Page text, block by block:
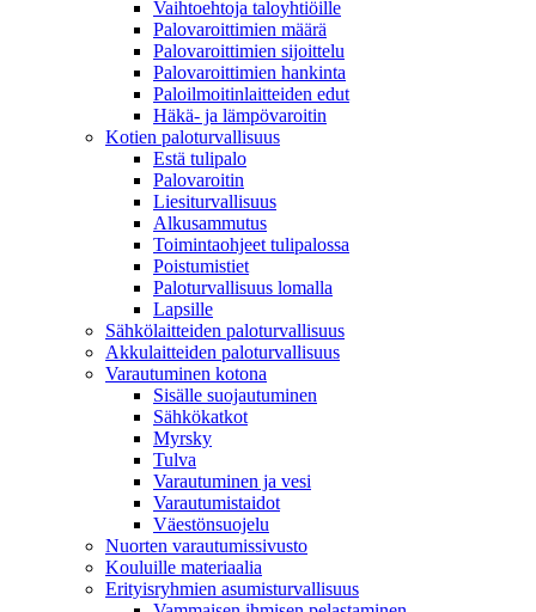
Vaihtoehtoja taloyhtiöille
Palovaroittimien määrä
Palovaroittimien sijoittelu
Palovaroittimien hankinta
Paloilmoitinlaitteiden edut
Häkä- ja lämpövaroitin
Kotien paloturvallisuus
Estä tulipalo
Palovaroitin
Liesiturvallisuus
Alkusammutus
Toimintaohjeet tulipalossa
Poistumistiet
Paloturvallisuus lomalla
Lapsille
Sähkölaitteiden paloturvallisuus
Akkulaitteiden paloturvallisuus
Varautuminen kotona
Sisälle suojautuminen
Sähkökatkot
Myrsky
Tulva
Varautuminen ja vesi
Varautumistaidot
Väestönsuojelu
Nuorten varautumissivusto
Kouluille materiaalia
Erityisryhmien asumisturvallisuus